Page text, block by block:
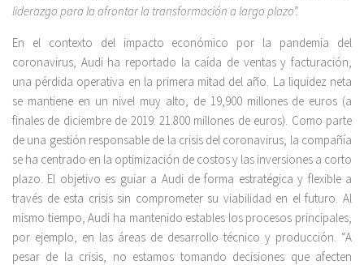
liderazgo para la afrontar la transformación a largo plazo”.
En el contexto del impacto económico por la pandemia del
coronavirus, Audi ha reportado la caída de ventas y facturación,
una pérdida operativa en la primera mitad del año. La liquidez neta
se mantiene en un nivel muy alto, de 19,900 millones de euros (a
finales de diciembre de 2019: 21.800 millones de euros). Como parte
de una gestión responsable de la crisis del coronavirus, la compañía
se ha centrado en la optimización de costos y las inversiones a corto
plazo. El objetivo es guiar a Audi de forma estratégica y flexible a
través de esta crisis sin comprometer su viabilidad en el futuro. Al
mismo tiempo, Audi ha mantenido estables los procesos principales,
por ejemplo, en las áreas de desarrollo técnico y producción. “A
pesar de la crisis, no estamos tomando decisiones que afecten